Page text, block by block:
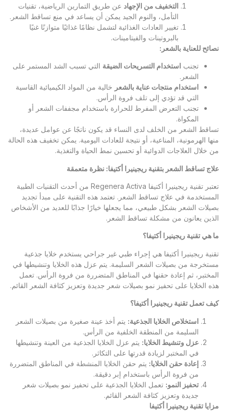
التخفيف من الإجهاد عن طريق التمارين الرياضية، تقنيات
التأمل، والنوم الجيد يمكن أن يساعد في منع تساقط الشعر.
تغيير العادات الغذائية لتشمل نظامًا غذائيًا متوازنًا غنيًا
بالبروتينات والفيتامينات.
نصائح للعناية بالشعر :
تجنب استخدام التسريحات الضيقة التي تسبب الشد المستمر على
الشعر.
استخدام منتجات عناية بالشعر خالية من المواد الكيميائية القاسية
التي قد تؤدي إلى تلف فروة الرأس.
تجنب التعرض المفرط للحرارة باستخدام مجففات الشعر أو
المكواة.
تساقط الشعر من الخلف لدى النساء قد يكون ناتجًا عن عوامل عديدة،
منها الهرمونية، المناعية، أو نتيجة للعادات اليومية. يمكن تخفيف هذه الحالة
من خلال العلاجات الدوائية أو تحسين نمط الحياة والتغذية.
علاج تساقط الشعر بتقنية ريجينيرا أكتيفا: نظرة متعمقة
تعتبر تقنية ريجينيرا أكتيفا Regenera Activa من أحدث التقنيات الطبية
المستخدمة في علاج تساقط الشعر. تعتمد هذه التقنية على مبدأ تجديد
بصيلات الشعر بشكل طبيعي، مما يجعلها خيارًا جذابًا للعديد من الأشخاص
الذين يعانون من مشكلة تساقط الشعر.
ما هي تقنية ريجينيرا أكتيفا؟
تقنية ريجينيرا أكتيفا هي إجراء طبي غير جراحي يستخدم خلايا جذعية
مستخرجة من بصيلات الشعر السليمة. يتم عزل هذه الخلايا وتنشيطها في
المختبر، ثم إعادة حقنها في المناطق المتضررة من فروة الرأس. تعمل
هذه الخلايا على تحفيز نمو بصيلات شعر جديدة وتعزيز كثافة الشعر القائم.
كيف تعمل تقنية ريجينيرا أكتيفا؟
استخلاص الخلايا الجذعية: يتم أخذ عينة صغيرة من بصيلات الشعر
السليمة من المنطقة الخلفية من الرأس.
عزل وتنشيط الخلايا: يتم عزل الخلايا الجذعية من العينة وتنشيطها
في المختبر لزيادة قدرتها على التكاثر.
إعادة حقن الخلايا: يتم حقن الخلايا المنشطة في المناطق المتضررة
من فروة الرأس باستخدام إبر دقيقة.
تحفيز النمو: تعمل الخلايا الجذعية على تحفيز نمو بصيلات شعر
جديدة وتعزيز كثافة الشعر القائم.
مزايا تقنية ريجينيرا أكتيفا